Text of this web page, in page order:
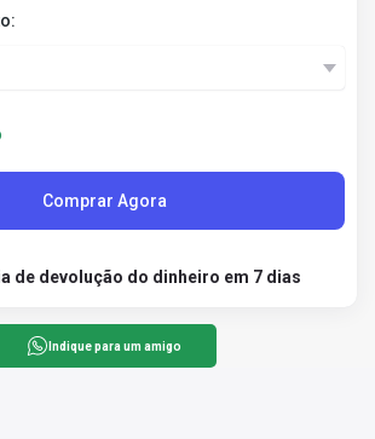
Comprar Agora
de devolução do dinheiro em 7 dias
Indique para um amigo